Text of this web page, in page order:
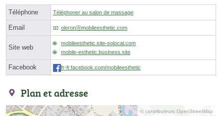
Téléphone Téléphoner au salon de massage
Email oleronⓐmobileesthetic.com
Site web
mobileesthetic.site-solocal.com
mobile-esthetic.business.site
Facebook fr-fr.facebook.com/mobileesthetic
Plan et adresse
© contributeurs OpenStreetMap